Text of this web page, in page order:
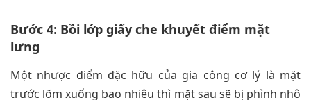
Bước 4: Bồi lớp giấy che khuyết điểm mặt
lưng
Một nhược điểm đặc hữu của gia công cơ lý là mặt
trước lõm xuống bao nhiêu thì mặt sau sẽ bị phình nhô